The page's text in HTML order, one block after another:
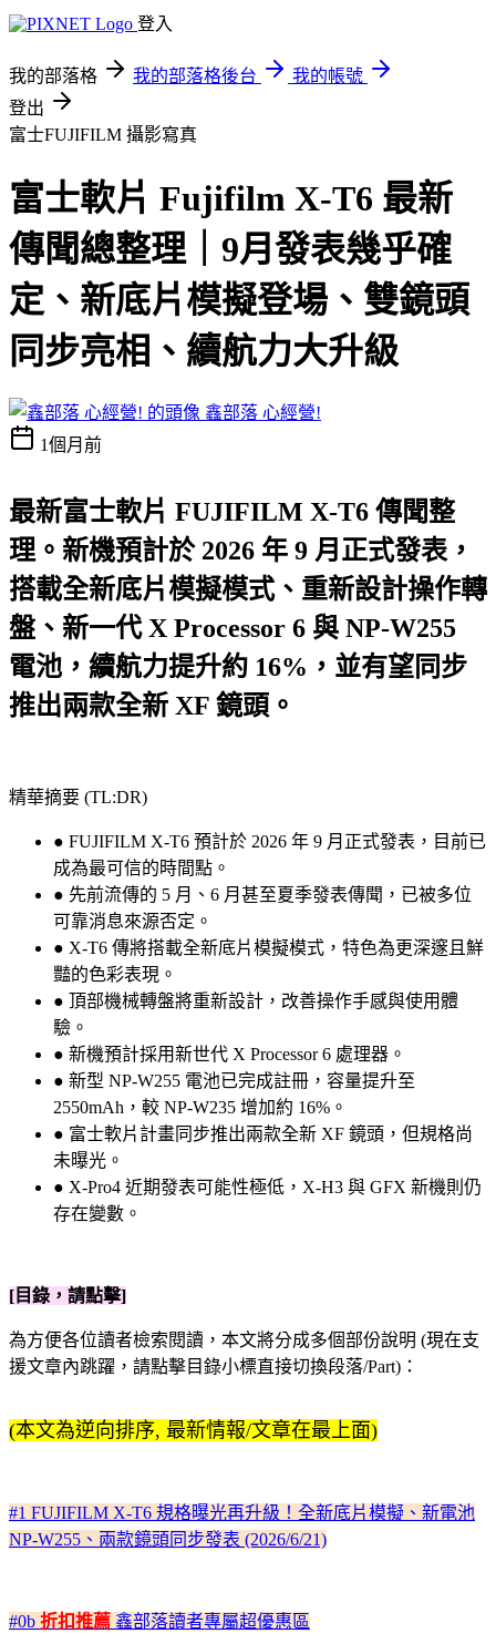
登入
我的部落格 我的部落格後台
我的帳號
登出
富士FUJIFILM 攝影寫真
富士軟片 Fujifilm X-T6 最新
傳聞總整理｜9月發表幾乎確
定、新底片模擬登場、雙鏡頭
同步亮相、續航力大升級
鑫部落 心經營!
1個月前
最新富士軟片 FUJIFILM X-T6 傳聞整
理。新機預計於 2026 年 9 月正式發表，
搭載全新底片模擬模式、重新設計操作轉
盤、新一代 X Processor 6 與 NP-W255
電池，續航力提升約 16%，並有望同步
推出兩款全新 XF 鏡頭。
精華摘要 (TL:DR)
● FUJIFILM X-T6 預計於 2026 年 9 月正式發表，目前已
成為最可信的時間點。
● 先前流傳的 5 月、6 月甚至夏季發表傳聞，已被多位
可靠消息來源否定。
● X-T6 傳將搭載全新底片模擬模式，特色為更深邃且鮮
豔的色彩表現。
● 頂部機械轉盤將重新設計，改善操作手感與使用體
驗。
● 新機預計採用新世代 X Processor 6 處理器。
● 新型 NP-W255 電池已完成註冊，容量提升至
2550mAh，較 NP-W235 增加約 16%。
● 富士軟片計畫同步推出兩款全新 XF 鏡頭，但規格尚
未曝光。
● X-Pro4 近期發表可能性極低，X-H3 與 GFX 新機則仍
存在變數。
[目錄，請點擊]
為方便各位讀者檢索閱讀，本文將分成多個部份說明 (現在支
援文章內跳躍，請點擊目錄小標直接切換段落/Part)：
(本文為逆向排序, 最新情報/文章在最上面)
#1 FUJIFILM X-T6 規格曝光再升級！全新底片模擬、新電池
NP-W255、兩款鏡頭同步發表 (2026/6/21)
#0b 折扣推薦 鑫部落讀者專屬超優惠區